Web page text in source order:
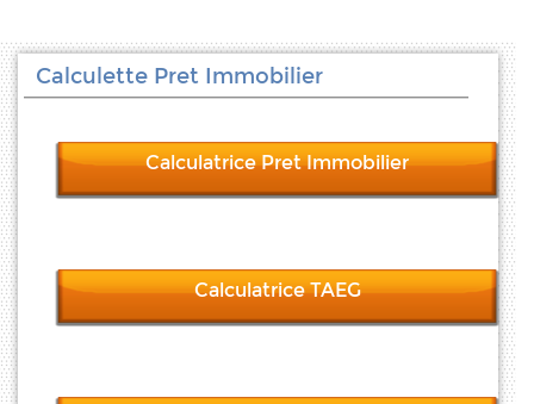
Calculette Pret Immobilier
Calculatrice Pret Immobilier
Calculatrice TAEG